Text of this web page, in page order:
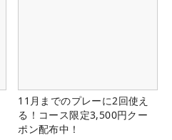
11月までのプレーに2回使え
る！コース限定3,500円クー
ポン配布中！